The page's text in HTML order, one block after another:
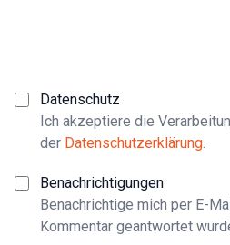
Datenschutz
Ich akzeptiere die
der Datenschutzerklärung
Benachrichtigungen
Benachrichtige mich per E-
Kommentar geantwortet